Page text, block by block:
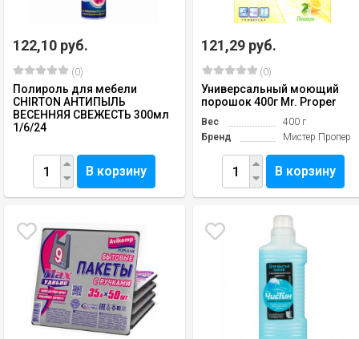
122,10 руб.
(0)
Полироль для мебели
CHIRTON АНТИПЫЛЬ
ВЕСЕННЯЯ СВЕЖЕСТЬ 300мл
1/6/24
В корзину
121,29 руб.
(0)
Универсальный моющий
порошок 400г Mr. Proper
Вес
400 г
Бренд
Мистер Пропер
В корзину